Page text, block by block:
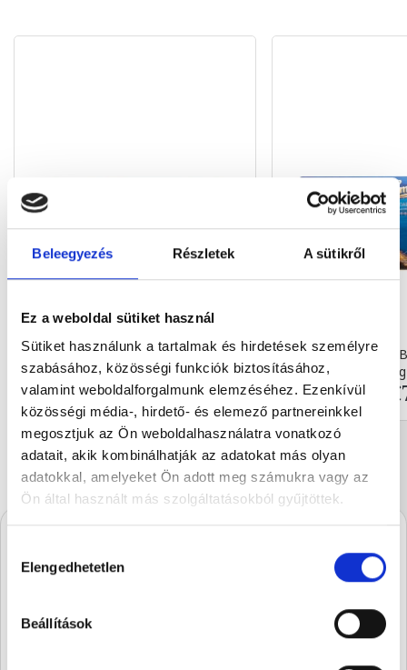
Beleegyezés Részletek A sütikről
Ez a weboldal sütiket használ
Sütiket használunk a tartalmak és hirdetések személyre
szabásához, közösségi funkciók biztosításához,
valamint weboldalforgalmunk elemzéséhez. Ezenkívül
közösségi média-, hirdető- és elemező partnereinkkel
megosztjuk az Ön weboldalhasználatra vonatkozó
adatait, akik kombinálhatják az adatokat más olyan
adatokkal, amelyeket Ön adott meg számukra vagy az
Ön által használt más szolgáltatásokból gyűjtöttek.
kiválasztása
Elengedhetetlen
Beállítások
Milk chocolate Budapest Ch...
90 g
€7.80
Dark chocolate
90 g
A Stühmernél mindig
Iratkozz fel, és elsőként értesülsz a